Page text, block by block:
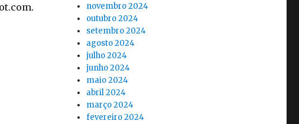
novembro 2024
outubro 2024
setembro 2024
agosto 2024
julho 2024
junho 2024
maio 2024
abril 2024
março 2024
fevereiro 2024